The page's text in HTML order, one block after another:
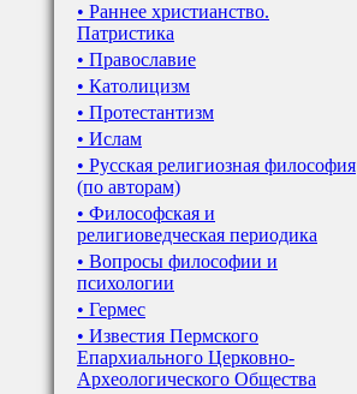
• Раннее христианство.
Патристика
• Православие
• Католицизм
• Протестантизм
• Ислам
• Русская религиозная философия
(по авторам)
• Философская и
религиоведческая периодика
• Вопросы философии и
психологии
• Гермес
• Известия Пермского
Епархиального Церковно-
Археологического Общества